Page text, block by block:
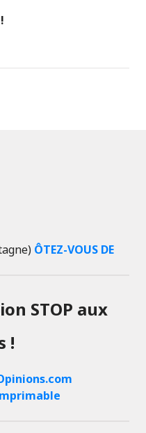
ÔTEZ-VOUS DE
STOP aux
!